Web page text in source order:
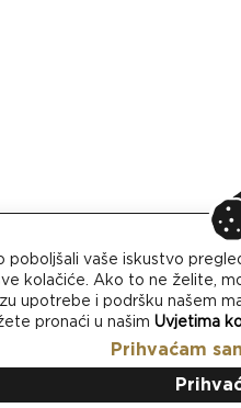
poboljšali vaše iskustvo
kolačiće. Ako to ne želite,
upotrebe i podršku našem
pronaći u našim Uvjetima
Prihvaćam